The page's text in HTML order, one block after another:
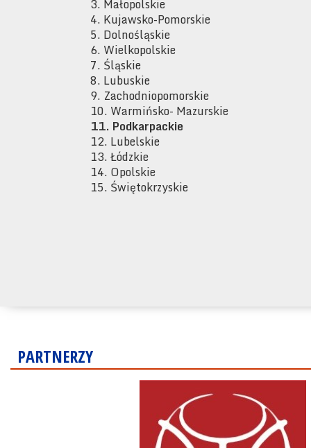
3. Małopolskie
4. Kujawsko-Pomorskie
5. Dolnośląskie
6. Wielkopolskie
7. Śląskie
8. Lubuskie
9. Zachodniopomorskie
10. Warmińsko- Mazurskie
11. Podkarpackie
12. Lubelskie
13. Łódzkie
14. Opolskie
15. Świętokrzyskie
PARTNERZY